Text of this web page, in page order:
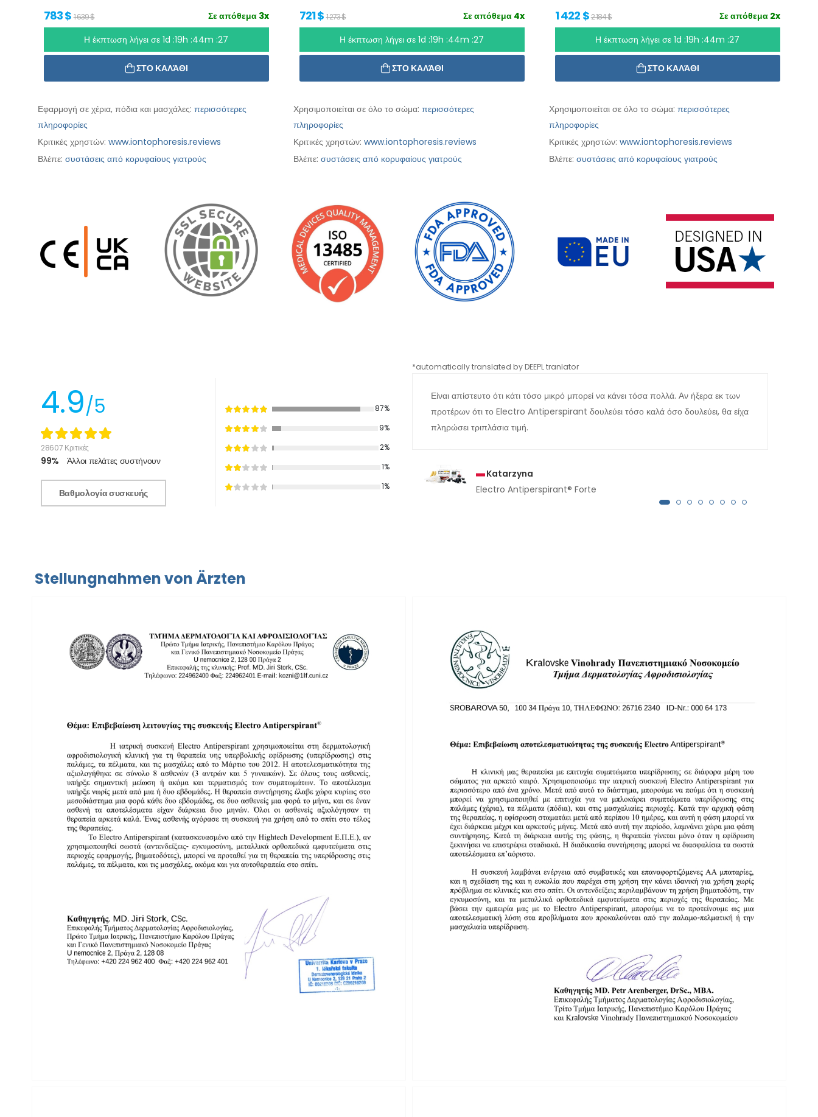
Σε απόθεμα 3x
783 $1 639 $
Η έκπτωση λήγει σε1d :19h :44m :25
ΣΤΟ ΚΑΛΆΘΙ
Εφαρμογή σε χέρια, πόδια και μασχάλες: περισσότερες
πληροφορίες
Κριτικές χρηστών: www.iontophoresis.reviews
Βλέπε: συστάσεις από κορυφαίους γιατρούς
Σε απόθεμα 4x
721 $1 273 $
Η έκπτωση λήγει σε1d :19h :44m :25
ΣΤΟ ΚΑΛΆΘΙ
Χρησιμοποιείται σε όλο το σώμα: περισσότερες
πληροφορίες
Κριτικές χρηστών: www.iontophoresis.reviews
Βλέπε: συστάσεις από κορυφαίους γιατρούς
Σε απόθεμα 2x
1 422 $2 184 $
Η έκπτωση λήγει σε1d :19h :44m :25
ΣΤΟ ΚΑΛΆΘΙ
Χρησιμοποιείται σε όλο το σώμα: περισσότερες
πληροφορίες
Κριτικές χρηστών: www.iontophoresis.reviews
Βλέπε: συστάσεις από κορυφαίους γιατρούς
4.9/5
28607 Κριτικές
99% Άλλοι πελάτες συστήνουν
Βαθμολογία συσκευής
87%
9%
2%
1%
1%
*automatically translated by DEEPL tranlator
Είναι απίστευτο ότι κάτι τόσο μικρό μπορεί να κάνει τόσα πολλά. Αν ήξερα εκ των
προτέρων ότι το Electro Antiperspirant δουλεύει τόσο καλά όσο δουλεύει, θα είχα
πληρώσει τριπλάσια τιμή.
Katarzyna
Electro Antiperspirant® Forte
Stellungnahmen von Ärzten